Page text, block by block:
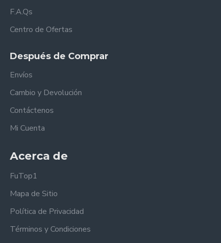
F.A.Qs
Centro de Ofertas
Después de Comprar
Envíos
Cambio y Devolución
Contáctenos
Mi Cuenta
Acerca de
FuTop1
Mapa de Sitio
Política de Privacidad
Términos y Condiciones